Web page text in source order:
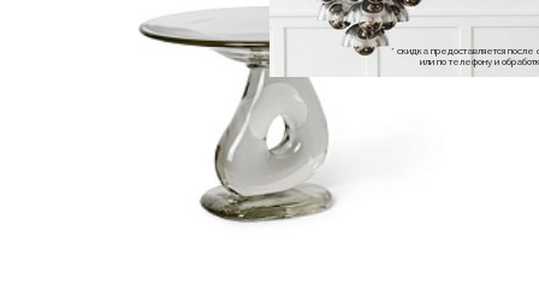
* скидка предоставляется
или по телефону и